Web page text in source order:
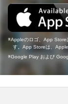
Appleのロゴ、App Store
す。App Storeは、
Google Play および